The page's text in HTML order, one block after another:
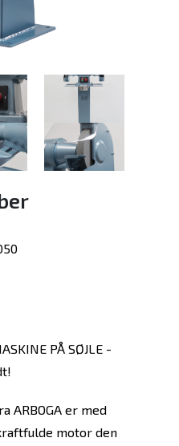
PÅ SØJLE -
ARBOGA er med
motor den